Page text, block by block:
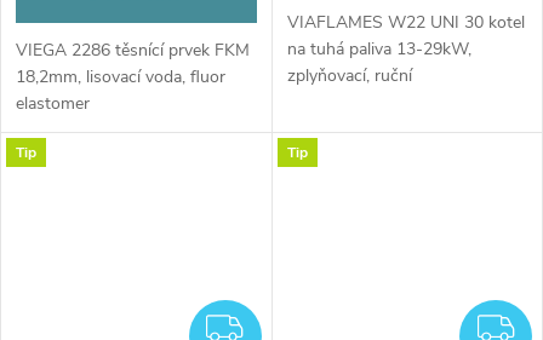
VIEGA 2286 těsnící prvek FKM
18,2mm, lisovací voda, fluor
elastomer
VIAFLAMES W22 UNI 30 kotel
na tuhá paliva 13-29kW,
zplyňovací, ruční
Tip
ZDARMA
Tip